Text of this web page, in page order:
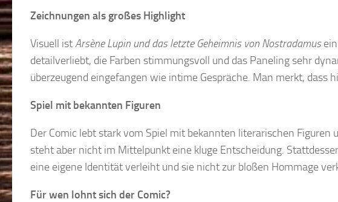
Zeichnungen als großes Highlight
Visuell istArsène Lupin und das letzte Geheimnis von Nostradamusein
detailverliebt, die Farben stimmungsvoll und das Paneling sehr
überzeugend eingefangen wie intime Gespräche. Man merkt, dass
Spiel mit bekannten Figuren
Der Comic lebt stark vom Spiel mit bekannten literarischen
steht aber nicht im Mittelpunkt eine kluge Entscheidung.
eine eigene Identität verleiht und sie nicht zur bloßen Hommage
Für wen lohnt sich der Comic?